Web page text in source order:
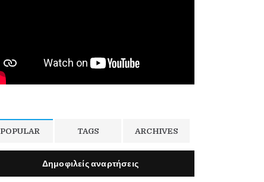
POPULAR TAGS ARCHIVES
Δημοφιλείς αναρτήσεις